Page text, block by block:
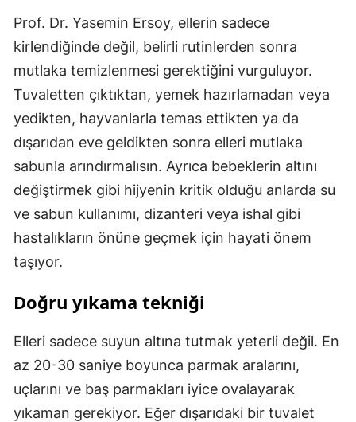
Prof. Dr. Yasemin Ersoy, ellerin sadece
kirlendiğinde değil, belirli rutinlerden sonra
mutlaka temizlenmesi gerektiğini vurguluyor.
Tuvaletten çıktıktan, yemek hazırlamadan veya
yedikten, hayvanlarla temas ettikten ya da
dışarıdan eve geldikten sonra elleri mutlaka
sabunla arındırmalısın. Ayrıca bebeklerin altını
değiştirmek gibi hijyenin kritik olduğu anlarda su
ve sabun kullanımı, dizanteri veya ishal gibi
hastalıkların önüne geçmek için hayati önem
taşıyor.
Doğru yıkama tekniği
Elleri sadece suyun altına tutmak yeterli değil. En
az 20-30 saniye boyunca parmak aralarını,
uçlarını ve baş parmakları iyice ovalayarak
yıkaman gerekiyor. Eğer dışarıdaki bir tuvalet